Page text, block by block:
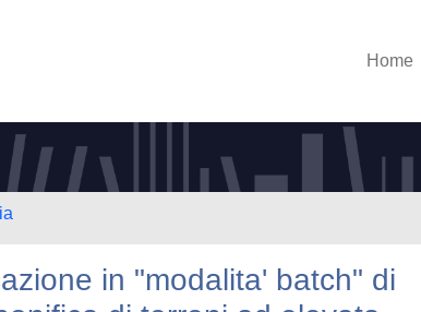
Home
in "modalita' batch" di